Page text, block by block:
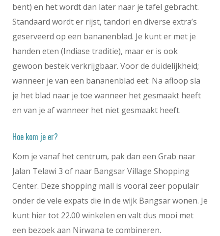
bent) en het wordt dan later naar je tafel gebracht.
Standaard wordt er rijst, tandori en diverse extra’s
geserveerd op een bananenblad. Je kunt er met je
handen eten (Indiase traditie), maar er is ook
gewoon bestek verkrijgbaar. Voor de duidelijkheid;
wanneer je van een bananenblad eet: Na afloop sla
je het blad naar je toe wanneer het gesmaakt heeft
en van je af wanneer het niet gesmaakt heeft.
Hoe kom je er?
Kom je vanaf het centrum, pak dan een Grab naar
Jalan Telawi 3 of naar Bangsar Village Shopping
Center. Deze shopping mall is vooral zeer populair
onder de vele expats die in de wijk Bangsar wonen. Je
kunt hier tot 22.00 winkelen en valt dus mooi met
een bezoek aan Nirwana te combineren.